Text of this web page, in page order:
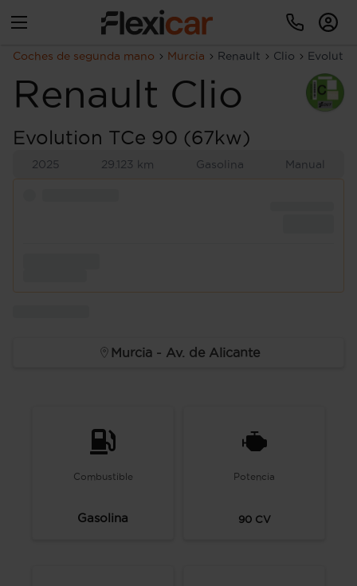
Coches de segunda mano Murcia Renault Clio
Renault Clio
Evolution TCe 90 (67kw)
2025 29.123 km Gasolina Manual
Murcia - Av. de Alicante
Combustible
Gasolina
Potencia
90CV